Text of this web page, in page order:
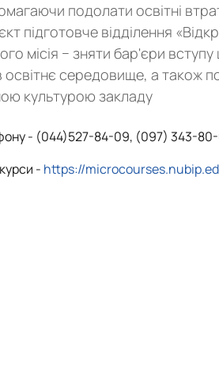
подолати освітні
підготовче відділення
місія − зняти бар'єри
в освітнє середовище, а також
культурою закладу
- (044)527-84-09, (097) 343-80-
- https://